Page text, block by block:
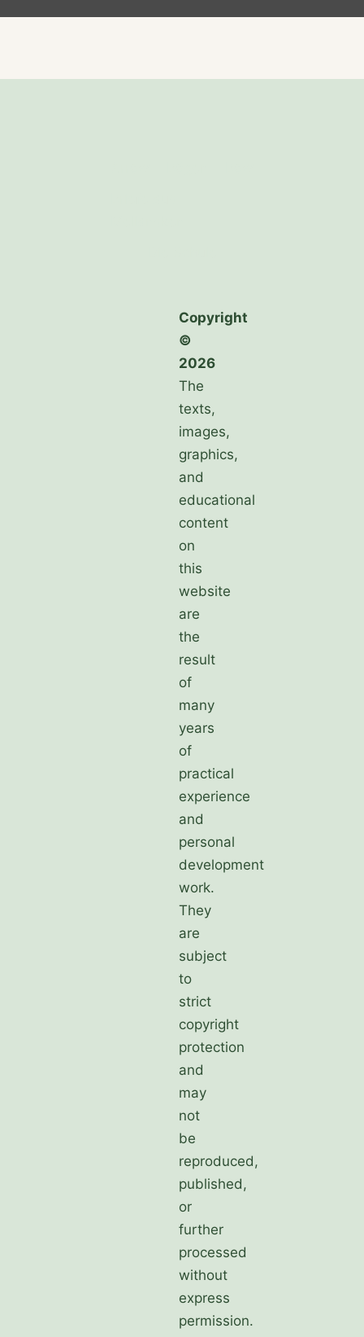
Copyright
©
2026
The
texts,
images,
graphics,
and
educational
content
on
this
website
are
the
result
of
many
years
of
practical
experience
and
personal
development
work.
They
are
subject
to
strict
copyright
protection
and
may
not
be
reproduced,
published,
or
further
processed
without
express
permission.